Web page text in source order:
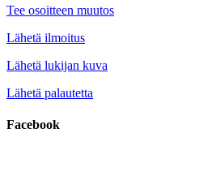
Tee osoitteen muutos
Lähetä ilmoitus
Lähetä lukijan kuva
Lähetä palautetta
Facebook